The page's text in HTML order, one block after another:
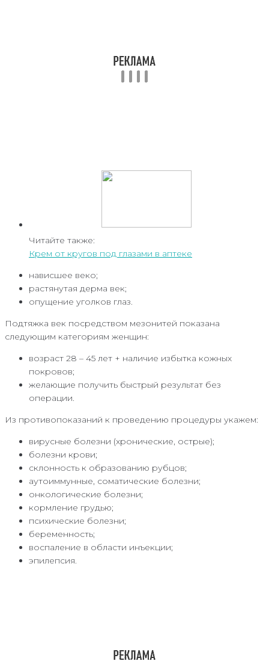
Читайте также:
Крем от кругов под глазами в аптеке
нависшее веко;
растянутая дерма век;
опущение уголков глаз.
Подтяжка век посредством мезонитей показана
следующим категориям женщин:
возраст 28 – 45 лет + наличие избытка кожных
покровов;
желающие получить быстрый результат без
операции.
Из противопоказаний к проведению процедуры укажем:
вирусные болезни (хронические, острые);
болезни крови;
склонность к образованию рубцов;
аутоиммунные, соматические болезни;
онкологические болезни;
кормление грудью;
психические болезни;
беременность;
воспаление в области инъекции;
эпилепсия.